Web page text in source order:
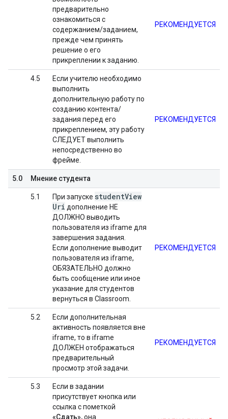
предварительно
ознакомиться с
содержанием/заданием,
прежде чем принять
решение о его
прикреплении к заданию.
РЕКОМЕНДУЕТСЯ
4.5
Если учителю необходимо
выполнить
дополнительную работу по
созданию контента/
задания перед его
прикреплением, эту работу
СЛЕДУЕТ выполнить
непосредственно во
фрейме.
РЕКОМЕНДУЕТСЯ
5.0 Мнение студента
5.1 При запуске studentView
Uri дополнение НЕ
ДОЛЖНО выводить
пользователя из iframe для
завершения задания.
Если дополнение выводит
пользователя из iframe,
ОБЯЗАТЕЛЬНО должно
быть сообщение или иное
указание для студентов
вернуться в Classroom.
РЕКОМЕНДУЕТСЯ
5.2
Если дополнительная
активность появляется вне
iframe, то в iframe
ДОЛЖЕН отображаться
предварительный
просмотр этой задачи.
РЕКОМЕНДУЕТСЯ
5.3
Если в задании
присутствует кнопка или
ссылка с пометкой
«Сдать»,она